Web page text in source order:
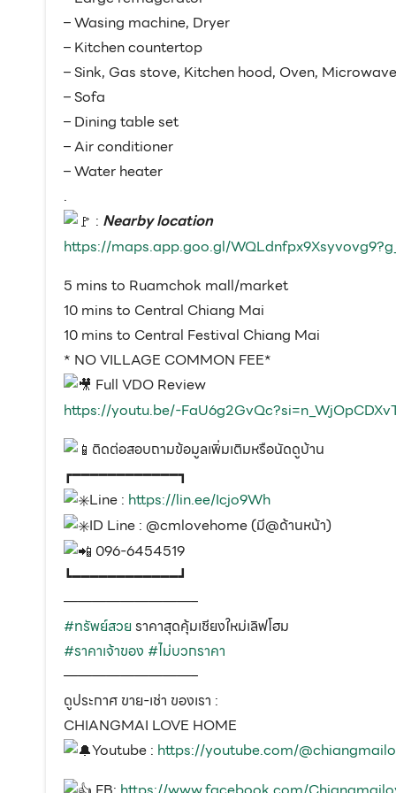
– Wasing machine, Dryer
– Kitchen countertop
– Sink, Gas stove, Kitchen hood, Oven, Microwave
– Sofa
– Dining table set
– Air conditioner
– Water heater
.
: Nearby location
https://maps.app.goo.gl/
5 mins to Ruamchok mall/market
10 mins to Central Chiang Mai
10 mins to Central Festival Chiang Mai
* NO VILLAGE COMMON FEE*
Full VDO Review
https://youtu.be/-
ติดต่อสอบถามข้อมูลเพิ่มเติมหรือนัดดูบ้าน
┏━━━━━━━━━━━━┓
Line : https://lin.ee/Icjo9Wh
ID Line : @cmlovehome (มี@ด้านหน้า)
096-6454519
┗━━━━━━━━━━━━┛
—————————–
#ทรัพย์สวย ราคาสุดคุ้มเชียงใหม่เลิฟโฮม
#ราคาเจ้าของ #ไม่บวกราคา
—————————–
ดูประกาศ ขาย-เช่า ของเรา :
CHIANGMAI LOVE HOME
Youtube : https://youtube.com/